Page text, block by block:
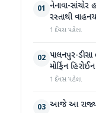
01 નેનાવા-સાંચોર
રસ્તાથી
1 દિવસ પહેલા
02 પાલનપુર-
મોર્ફિન
1 દિવસ પહેલા
03 આજે આ